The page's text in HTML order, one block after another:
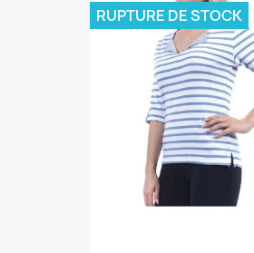
RUPTURE DE STOCK